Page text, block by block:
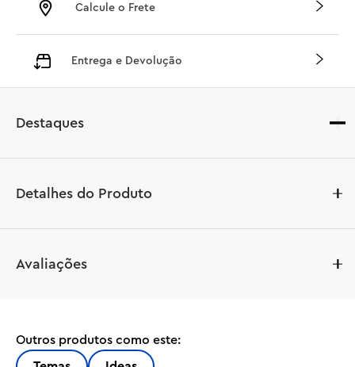
Calcule o Frete
Entrega e Devolução
Destaques
Detalhes do Produto
com este conjunto colecionável LEGO® Ideas
loja de presentes do museu, um caldeirão com uma peça
Avaliações
Outros produtos como este: